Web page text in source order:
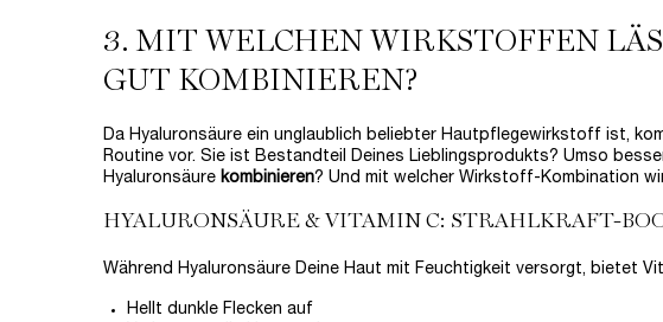
3. MIT WELCHEN WIRKSTOFFEN
GUT KOMBINIEREN?
Da Hyaluronsäure ein unglaublich beliebter Hautpflegewirkstoff ist,
Routine vor. Sie ist Bestandteil Deines Lieblingsprodukts? Umso
Hyaluronsäure kombinieren? Und mit welcher Wirkstoff-Kombination
HYALURONSÄURE & VITAMIN C: STRAHLKRAFT-
Während Hyaluronsäure Deine Haut mit Feuchtigkeit versorgt, bietet
Hellt dunkle Flecken auf